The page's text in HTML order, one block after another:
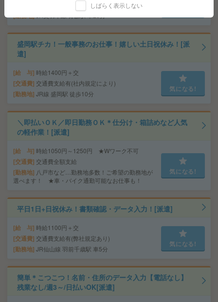
交通費支給有(社内規定により)
勤務地
盛岡駅チカ！一般事務のお仕事！嬉しい土日祝休み！[派
遣]
給 与 時給1400円＋交
交通費 交通費支給有(社内規定により)
勤務地 JR線 盛岡駅 徒歩10分
気になる!
＼即払いＯＫ／即日勤務ＯＫ＊仕分け・箱詰めなど人気
の軽作業！[派遣]
給 与 時給1050円～1250円 ★Wワーク不可
交通費 交通費全額支給
勤務地 八戸市など…勤務地多数！ご希望の勤務地が
選べます！ ★車・バイク通勤可能なお仕事も！
気になる!
平日1日+日祝休み！書類確認・データ入力！[派遣]
給 与 時給1100円＋交
交通費 交通費支給有(弊社規定あり)
勤務地 JR仙山線 羽前千歳駅 車5分
気になる!
簡単＊こつこつ！名前・住所のデータ入力【電話なし】
残業なし/週3～/日払いOK[派遣]
しばらく表示しない